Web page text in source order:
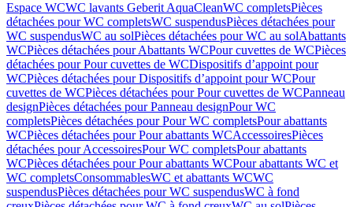
Espace WCWC lavants Geberit AquaCleanWC completsPièces
détachées pour WC completsWC suspendusPièces détachées pour
WC suspendusWC au solPièces détachées pour WC au solAbattants
WCPièces détachées pour Abattants WCPour cuvettes de WCPièces
détachées pour Pour cuvettes de WCDispositifs d’appoint pour
WCPièces détachées pour Dispositifs d’appoint pour WCPour
cuvettes de WCPièces détachées pour Pour cuvettes de WCPanneau
designPièces détachées pour Panneau designPour WC
completsPièces détachées pour Pour WC completsPour abattants
WCPièces détachées pour Pour abattants WCAccessoiresPièces
détachées pour AccessoiresPour WC completsPour abattants
WCPièces détachées pour Pour abattants WCPour abattants WC et
WC completsConsommablesWC et abattants WCWC
suspendusPièces détachées pour WC suspendusWC à fond